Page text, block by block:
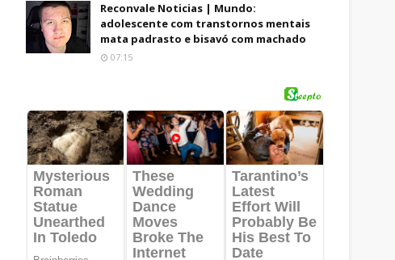
Reconvale Noticias | Mundo:
adolescente com transtornos mentais
mata padrasto e bisavó com machado
07:15